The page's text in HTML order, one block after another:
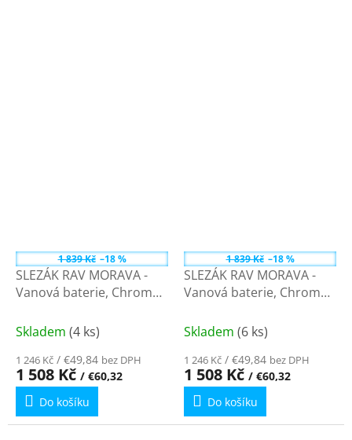
1 839 Kč –18 %
SLEZÁK RAV MORAVA -
Vanová baterie, Chrom
Skladem (4 ks)
1 246 Kč / €49,84 bez DPH
1 508 Kč / €60,32
Do košíku
1 839 Kč –18 %
SLEZÁK RAV MORAVA -
Vanová baterie, Chrom
Skladem (6 ks)
1 246 Kč / €49,84 bez DPH
1 508 Kč / €60,32
Do košíku